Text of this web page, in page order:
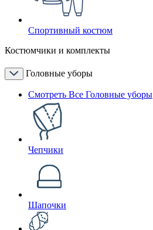
Спортивный костюм
Костюмчики и комплекты
Головные уборы
Смотреть Все Головные уборы
Чепчики
Шапочки